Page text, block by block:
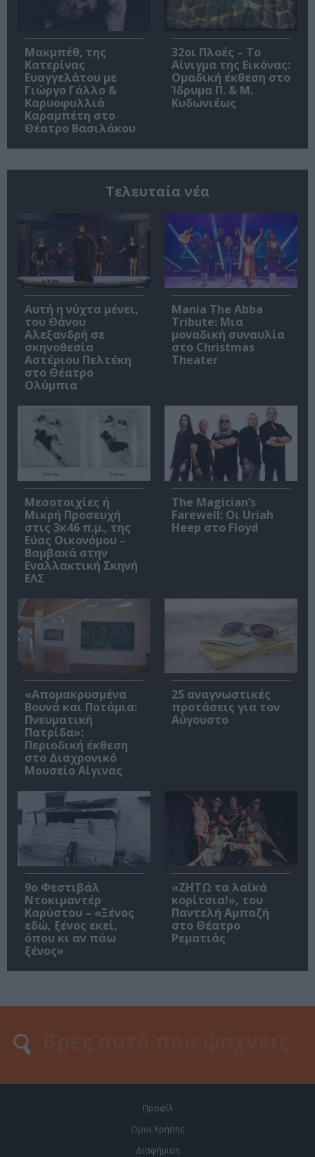
Μακμπέθ, της
Κατερίνας
Ευαγγελάτου με
Γιώργο Γάλλο &
Καρυοφυλλιά
Καραμπέτη στο
Θέατρο Βασιλάκου
32οι Πλοές – Το
Αίνιγμα της Εικόνας:
Ομαδική έκθεση στο
Ίδρυμα Π. & Μ.
Κυδωνιέως
Τελευταία νέα
Αυτή η νύχτα μένει,
του Θάνου
Αλεξανδρή σε
σκηνοθεσία
Αστέριου Πελτέκη
στο Θέατρο
Ολύμπια
Mania The Abba
Tribute: Μια
μοναδική συναυλία
στο Christmas
Theater
Μεσοτοιχίες ή
Μικρή Προσευχή
στις 3κ46 π.μ., της
Εύας Οικονόμου –
Βαμβακά στην
Εναλλακτική Σκηνή
ΕΛΣ
The Magician’s
Farewell: Οι Uriah
Heep στο Floyd
«Απομακρυσμένα
Βουνά και Ποτάμια:
Πνευματική
Πατρίδα»:
Περιοδική έκθεση
στο Διαχρονικό
Μουσείο Αίγινας
25 αναγνωστικές
προτάσεις για τον
Αύγουστο
9ο Φεστιβάλ
Ντοκιμαντέρ
Καρύστου – «Ξένος
εδώ, ξένος εκεί,
όπου κι αν πάω
ξένος»
«ΖΗΤΩ τα λαϊκά
κορίτσια!», του
Παντελή Αμπαζή
στο Θέατρο
Ρεματιάς
Προφίλ
Οροι Χρήσης
Διαφήμιση